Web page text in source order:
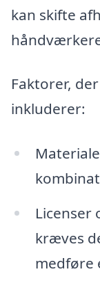
kan skifte
Faktorer,
inkluderer:
Licenser
kræves
medføre